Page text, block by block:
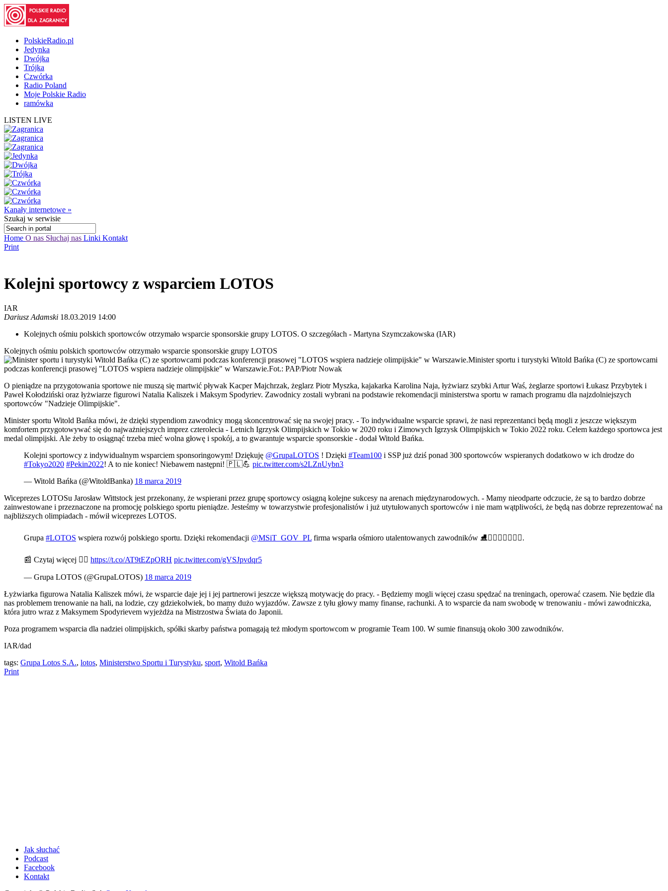
PolskieRadio.pl
Jedynka
Dwójka
Trójka
Czwórka
Radio Poland
Moje Polskie Radio
ramówka
LISTEN LIVE
Kanały internetowe »
Szukaj w serwisie
Home O nas Słuchaj nas Linki Kontakt
Print
Kolejni sportowcy z wsparciem LOTOS
IAR
Dariusz Adamski 18.03.2019 14:00
Kolejnych ośmiu polskich sportowców otrzymało wsparcie sponsorskie grupy LOTOS. O szczegółach - Martyna Szymczakowska (IAR)
Kolejnych ośmiu polskich sportowców otrzymało wsparcie sponsorskie grupy LOTOS
Minister sportu i turystyki Witold Bańka (C) ze sportowcami
podczas konferencji prasowej "LOTOS wspiera nadzieje olimpijskie" w Warszawie.Fot.: PAP/Piotr Nowak
O pieniądze na przygotowania sportowe nie muszą się martwić pływak Kacper Majchrzak, żeglarz Piotr Myszka, kajakarka Karolina Naja, łyżwiarz szybki Artur Waś, żeglarze sportowi Łukasz Przybytek i
Paweł Kołodziński oraz łyżwiarze figurowi Natalia Kaliszek i Maksym Spodyriev. Zawodnicy zostali wybrani na podstawie rekomendacji ministerstwa sportu w ramach programu dla najzdolniejszych
sportowców "Nadzieje Olimpijskie".
Minister sportu Witold Bańka mówi, że dzięki stypendiom zawodnicy mogą skoncentrować się na swojej pracy. - To indywidualne wsparcie sprawi, że nasi reprezentanci będą mogli z jeszcze większym
komfortem przygotowywać się do najważniejszych imprez czterolecia - Letnich Igrzysk Olimpijskich w Tokio w 2020 roku i Zimowych Igrzysk Olimpijskich w Tokio 2022 roku. Celem każdego sportowca jest
medal olimpijski. Ale żeby to osiągnąć trzeba mieć wolna głowę i spokój, a to gwarantuje wsparcie sponsorskie - dodał Witold Bańka.
Kolejni sportowcy z indywidualnym wsparciem sponsoringowym! Dziękuję @GrupaLOTOS ! Dzięki #Team100 i SSP już dziś ponad 300 sportowców wspieranych dodatkowo w ich drodze do
#Tokyo2020 #Pekin2022! A to nie koniec! Niebawem następni! 🇵🇱💪 pic.twitter.com/s2LZnUybn3
— Witold Bańka (@WitoldBanka) 18 marca 2019
Wiceprezes LOTOSu Jarosław Wittstock jest przekonany, że wspierani przez grupę sportowcy osiągną kolejne sukcesy na arenach międzynarodowych. - Mamy nieodparte odczucie, że są to bardzo dobrze
zainwestowane i przeznaczone na promocję polskiego sportu pieniądze. Jesteśmy w towarzystwie profesjonalistów i już utytułowanych sportowców i nie mam wątpliwości, że będą nas dobrze reprezentować na
najbliższych olimpiadach - mówił wiceprezes LOTOS.
Grupa #LOTOS wspiera rozwój polskiego sportu. Dzięki rekomendacji ⁦ @MSiT_GOV_PL ⁩ firma wsparła ośmioro utalentowanych zawodników ⛸🚣🏻‍♀️⛵️🏊🏻‍♂️.
📰 Czytaj więcej 👉🏻 https://t.co/AT9tEZpORH pic.twitter.com/gVSJpvdqr5
— Grupa LOTOS (@GrupaLOTOS) 18 marca 2019
Łyżwiarka figurowa Natalia Kaliszek mówi, że wsparcie daje jej i jej partnerowi jeszcze większą motywację do pracy. - Będziemy mogli więcej czasu spędzać na treningach, operować czasem. Nie będzie dla
nas problemem trenowanie na hali, na lodzie, czy gdziekolwiek, bo mamy dużo wyjazdów. Zawsze z tyłu głowy mamy finanse, rachunki. A to wsparcie da nam swobodę w trenowaniu - mówi zawodniczka,
która jutro wraz z Maksymem Spodyrievem wyjeżdża na Mistrzostwa Świata do Japonii.
Poza programem wsparcia dla nadziei olimpijskich, spółki skarby państwa pomagają też młodym sportowcom w programie Team 100. W sumie finansują około 300 zawodników.
IAR/dad
tags: Grupa Lotos S.A., lotos, Ministerstwo Sportu i Turystyku, sport, Witold Bańka
Print
Jak słuchać
Podcast
Facebook
Kontakt